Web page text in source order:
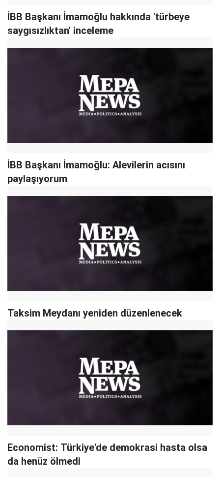
İBB Başkanı İmamoğlu hakkında 'türbeye
saygısızlıktan' inceleme
İBB Başkanı İmamoğlu: Alevilerin acısını
paylaşıyorum
Taksim Meydanı yeniden düzenlenecek
Economist: Türkiye'de demokrasi hasta olsa
da henüz ölmedi